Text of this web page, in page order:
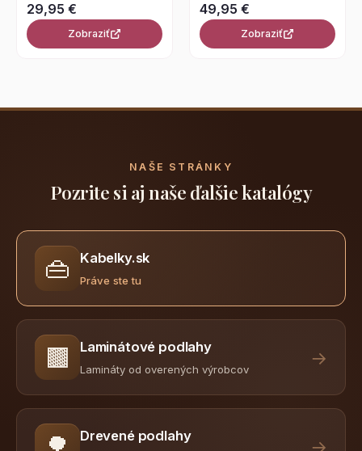
29,95 €
Zobraziť
49,95 €
Zobraziť
NAŠE STRÁNKY
Pozrite si aj naše ďalšie katalógy
👜 Kabelky.sk
Práve ste tu
🟫 Laminátové podlahy
Lamináty od overených výrobcov
→
Drevené podlahy →